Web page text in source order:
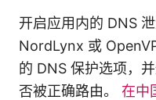
开启应用内的 DNS
NordLynx 或
的 DNS 保护选项，
否被正确路由。 在中